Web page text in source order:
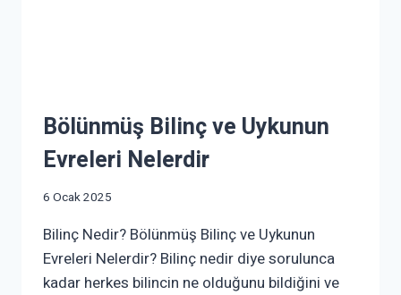
Bölünmüş Bilinç ve Uykunun
Evreleri Nelerdir
6 Ocak 2025
Bilinç Nedir? Bölünmüş Bilinç ve Uykunun
Evreleri Nelerdir? Bilinç nedir diye sorulunca
kadar herkes bilincin ne olduğunu bildiğini ve